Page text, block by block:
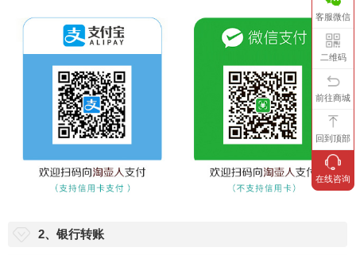
2、银行转账
客服微信
二维码
前往商城
回到顶部
在线咨询